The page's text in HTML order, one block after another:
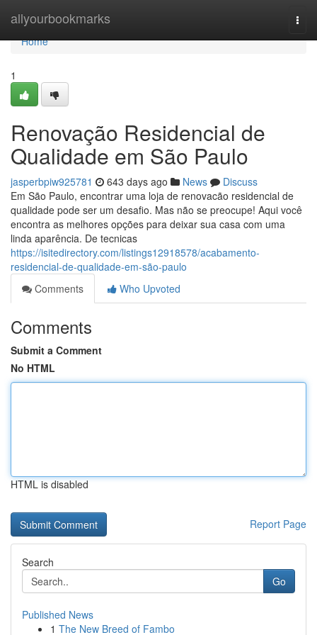
allyourbookmarks
Home
Home
1
Renovação Residencial de
Qualidade em São Paulo
jasperbpiw925781 643 days ago News
Discuss
Em São Paulo, encontrar uma loja de renovacão residencial de
qualidade pode ser um desafio. Mas não se preocupe! Aqui você
encontra as melhores opções para deixar sua casa com uma
linda aparência. De tecnicas
https://isitedirectory.com/listings12918578/acabamento-
residencial-de-qualidade-em-são-paulo
Comments
Who Upvoted
Comments
Submit a Comment
No HTML
HTML is disabled
Report Page
Search
Go
Published News
1 The New Breed of Fambo